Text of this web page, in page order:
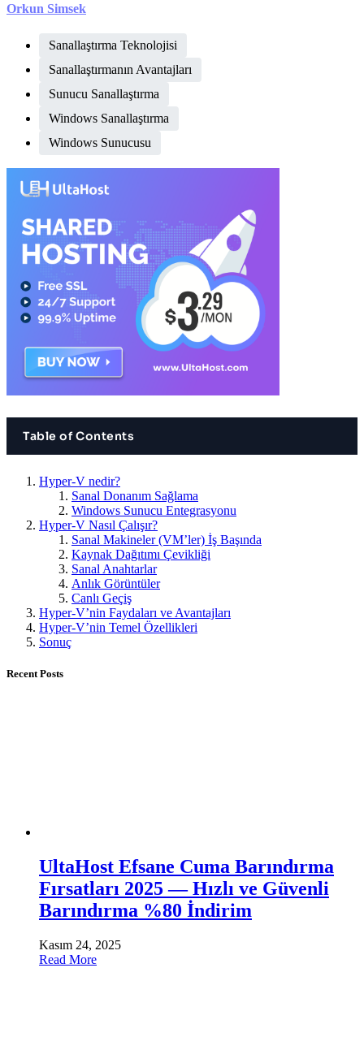
Orkun Simsek
Sanallaştırma Teknolojisi
Sanallaştırmanın Avantajları
Sunucu Sanallaştırma
Windows Sanallaştırma
Windows Sunucusu
Table of Contents
Hyper-V nedir?
Sanal Donanım Sağlama
Windows Sunucu Entegrasyonu
Hyper-V Nasıl Çalışır?
Sanal Makineler (VM’ler) İş Başında
Kaynak Dağıtımı Çevikliği
Sanal Anahtarlar
Anlık Görüntüler
Canlı Geçiş
Hyper-V’nin Faydaları ve Avantajları
Hyper-V’nin Temel Özellikleri
Sonuç
Recent Posts
UltaHost Efsane Cuma Barındırma
Fırsatları 2025 — Hızlı ve Güvenli
Barındırma %80 İndirim
Kasım 24, 2025
Read More